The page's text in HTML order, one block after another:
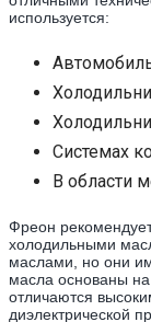
используется:
Системах
В области
Фреон
холодильными
маслами, но они
масла основаны
отличаются
диэлектрической